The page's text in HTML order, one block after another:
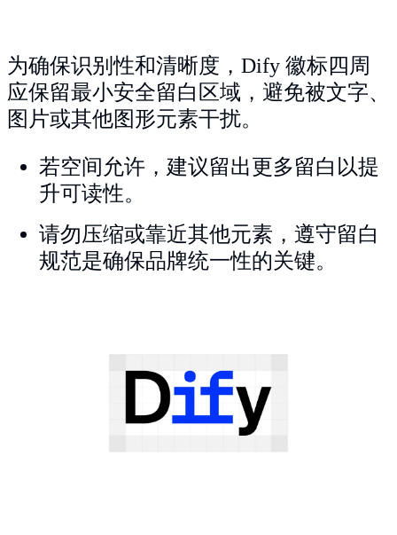
为确保识别性和清晰度，Dify 徽标四周
应保留最小安全留白区域，避免被文字、
图片或其他图形元素干扰。
若空间允许，建议留出更多留白以提
升可读性。
请勿压缩或靠近其他元素，遵守留白
规范是确保品牌统一性的关键。